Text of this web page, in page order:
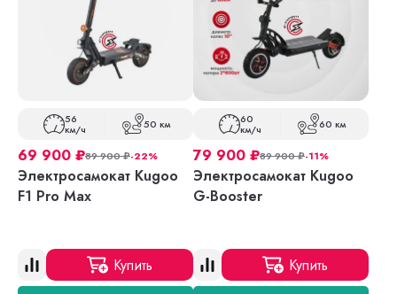
56
км/ч 50 км
69 900 ₽89 900₽-22%
Электросамокат Kugoo
F1 Pro Max
Купить
60
км/ч 60 км
79 900 ₽89 900₽-11%
Электросамокат Kugoo
G-Booster
Купить